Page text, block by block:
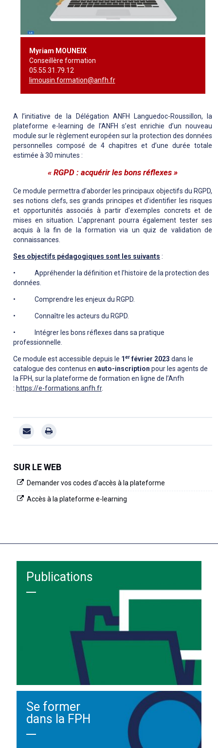
Myriam MOUNEIX
Conseillère formation
05.55.31.79.12
limousin.formation@anfh.fr
A l’initiative de la Délégation ANFH Languedoc-Roussillon, la
plateforme e-learning de l’ANFH s’est enrichie d’un nouveau
module sur le règlement européen sur la protection des données
personnelles composé de 4 chapitres et d’une durée totale
estimée à 30 minutes :
« RGPD : acquérir les bons réflexes »
Ce module permettra d’aborder les principaux objectifs du RGPD,
ses notions clefs, ses grands principes et d’identifier les risques
et opportunités associés à partir d'exemples concrets et de
mises en situation. L’apprenant pourra également tester ses
acquis à la fin de la formation via un quiz de validation de
connaissances.
Ses objectifs pédagogiques sont les suivants :
• Appréhender la définition et l’histoire de la protection des
données.
• Comprendre les enjeux du RGPD.
• Connaître les acteurs du RGPD.
• Intégrer les bons réflexes dans sa pratique
professionnelle.
Ce module est accessible depuis le 1erfévrier 2023 dans le
catalogue des contenus en auto-inscription pour les agents de
la FPH, sur la plateforme de formation en ligne de l’Anfh
: https://e-formations.anfh.fr.
SUR LE WEB
Demander vos codes d'accès à la plateforme
Accès à la plateforme e-learning
Publications
Se former
dans la FPH